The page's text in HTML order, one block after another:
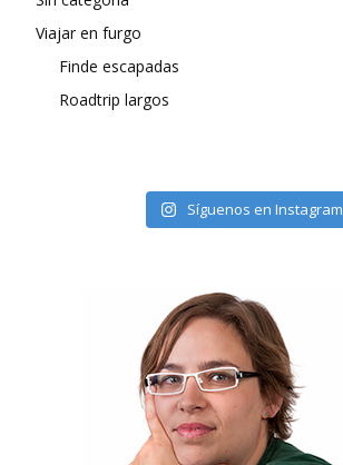
Viajar en furgo
Finde escapadas
Roadtrip largos
Síguenos en Instagram